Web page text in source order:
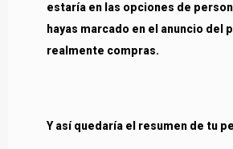
estaría en las opciones de
hayas marcado en el anuncio del
realmente compras.
Y así quedaría el resumen de tu